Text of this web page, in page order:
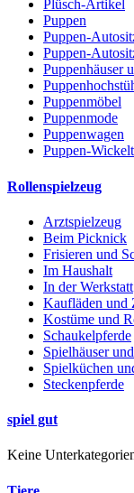
Plüsch-Artikel
Puppen
Puppen-
Puppen-
Puppenhäuser
Puppenmöbel
Puppenmode
Puppenwagen
Puppen-
Rollenspielzeug
Arztspielzeug
Beim Picknick
Frisieren und
Im Haushalt
In der Werkstatt
Kaufläden und
Kostüme und
Schaukelpferde
Spielhäuser
Spielküchen
Steckenpferde
spiel gut
Keine